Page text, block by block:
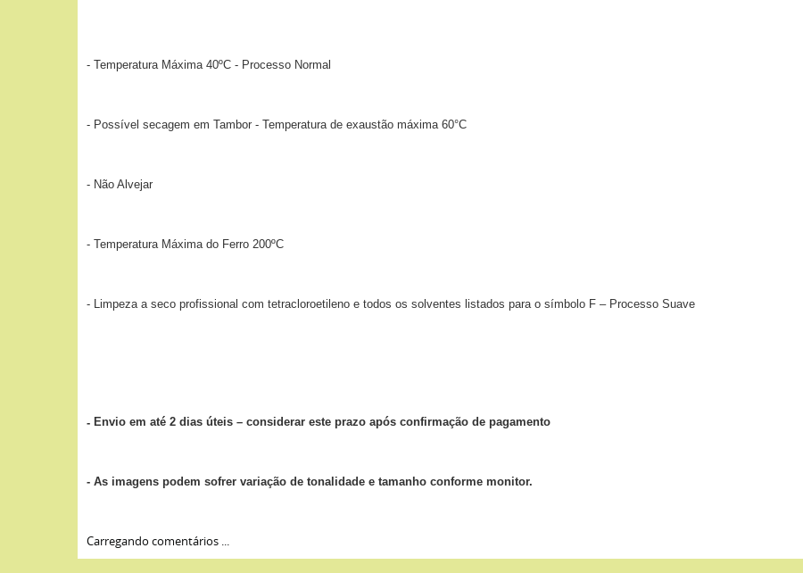
- Temperatura Máxima 40ºC - Processo Normal
- Possível secagem em Tambor - Temperatura de exaustão máxima 60°C
- Não Alvejar
- Temperatura Máxima do Ferro 200ºC
- Limpeza a seco profissional com tetracloroetileno e todos os solventes listados para o símbolo F – Processo Suave
- Envio em até 2 dias úteis – considerar este prazo após confirmação de pagamento
- As imagens podem sofrer variação de tonalidade e tamanho conforme monitor.
Carregando comentários ...